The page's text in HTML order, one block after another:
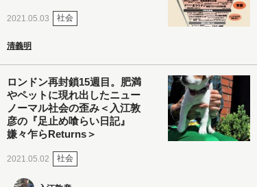
2021.05.03 社会
清義明
ロンドン再封鎖15週目。肥満
やペットに現れ出したニュー
ノーマル社会の歪み＜入江敦
彦の『足止め喰らい日記』
嫌々乍らReturns＞
2021.05.02 社会